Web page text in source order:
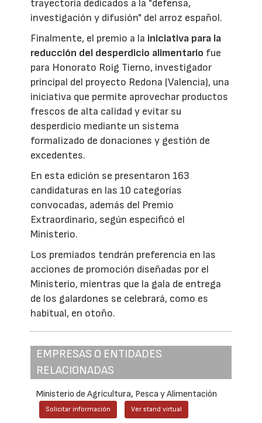
trayectoria dedicados a la "defensa,
investigación y difusión" del arroz español.
Finalmente, el premio a la iniciativa para la
reducción del desperdicio alimentario fue
para Honorato Roig Tierno, investigador
principal del proyecto Redona (Valencia), una
iniciativa que permite aprovechar productos
frescos de alta calidad y evitar su
desperdicio mediante un sistema
formalizado de donaciones y gestión de
excedentes.
En esta edición se presentaron 163
candidaturas en las 10 categorías
convocadas, además del Premio
Extraordinario, según especificó el
Ministerio.
Los premiados tendrán preferencia en las
acciones de promoción diseñadas por el
Ministerio, mientras que la gala de entrega
de los galardones se celebrará, como es
habitual, en otoño.
EMPRESAS O ENTIDADES
RELACIONADAS
Ministerio de Agricultura, Pesca y Alimentación
Solicitar información Ver stand virtual